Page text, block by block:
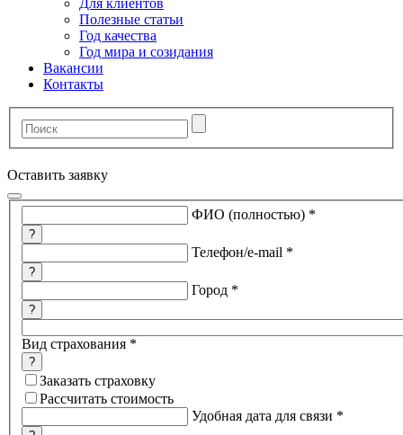
Для клиентов
Полезные статьи
Год качества
Год мира и созидания
Вакансии
Контакты
Оставить заявку
ФИО (полностью) *
?
Телефон/e-mail *
?
Город *
?
Вид страхования *
?
Заказать страховку
Рассчитать стоимость
Удобная дата для связи *